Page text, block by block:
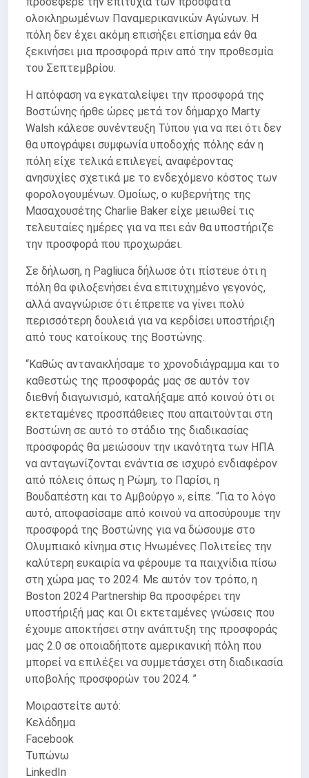
ολοκληρωμένων Παναμερικανικών Αγώνων. Η
πόλη δεν έχει ακόμη επισήξει επίσημα εάν θα
ξεκινήσει μια προσφορά πριν από την προθεσμία
του Σεπτεμβρίου.
Η απόφαση να εγκαταλείψει την προσφορά της
Βοστώνης ήρθε ώρες μετά τον δήμαρχο Marty
Walsh κάλεσε συνέντευξη Τύπου για να πει ότι δεν
θα υπογράψει συμφωνία υποδοχής πόλης εάν η
πόλη είχε τελικά επιλεγεί, αναφέροντας
ανησυχίες σχετικά με το ενδεχόμενο κόστος των
φορολογουμένων. Ομοίως, ο κυβερνήτης της
Μασαχουσέτης Charlie Baker είχε μειωθεί τις
τελευταίες ημέρες για να πει εάν θα υποστήριζε
την προσφορά που προχωράει.
Σε δήλωση, η Pagliuca δήλωσε ότι πίστευε ότι η
πόλη θα φιλοξενήσει ένα επιτυχημένο γεγονός,
αλλά αναγνώρισε ότι έπρεπε να γίνει πολύ
περισσότερη δουλειά για να κερδίσει υποστήριξη
από τους κατοίκους της Βοστώνης.
“Καθώς αντανακλήσαμε το χρονοδιάγραμμα και το
καθεστώς της προσφοράς μας σε αυτόν τον
διεθνή διαγωνισμό, καταλήξαμε από κοινού ότι οι
εκτεταμένες προσπάθειες που απαιτούνται στη
Βοστώνη σε αυτό το στάδιο της διαδικασίας
προσφοράς θα μειώσουν την ικανότητα των ΗΠΑ
να ανταγωνίζονται ενάντια σε ισχυρό ενδιαφέρον
από πόλεις όπως η Ρώμη, το Παρίσι, η
Βουδαπέστη και το Αμβούργο », είπε. “Για το λόγο
αυτό, αποφασίσαμε από κοινού να αποσύρουμε την
προσφορά της Βοστώνης για να δώσουμε στο
Ολυμπιακό κίνημα στις Ηνωμένες Πολιτείες την
καλύτερη ευκαιρία να φέρουμε τα παιχνίδια πίσω
στη χώρα μας το 2024. Με αυτόν τον τρόπο, η
Boston 2024 Partnership θα προσφέρει την
υποστήριξή μας και Οι εκτεταμένες γνώσεις που
έχουμε αποκτήσει στην ανάπτυξη της προσφοράς
μας 2.0 σε οποιαδήποτε αμερικανική πόλη που
μπορεί να επιλέξει να συμμετάσχει στη διαδικασία
υποβολής προσφορών του 2024. ”
Μοιραστείτε αυτό:
Κελάδημα
Facebook
Τυπώνω
LinkedIn